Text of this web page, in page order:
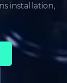
installation,